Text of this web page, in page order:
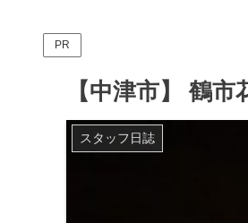
PR
【中津市】 鶴
スタッフ日誌